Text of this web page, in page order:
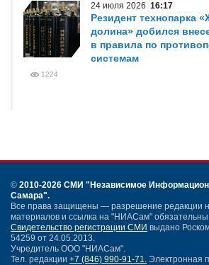
24 июля 2026 16:17
Резидент технопарка
долина» добился
в правила по
системам
1224
© 2010-2026 СМИ "Независимое
Самара".
Все права защищены — разрешение редакции
материалов и ссылка на "НИАСам"
Свидетельство регистрации СМИ выдано
54259 от 24.05.2013.
Учредитель ООО "НИАСам".
Тел. редакции +7 (846) 990-91-71. Электронная